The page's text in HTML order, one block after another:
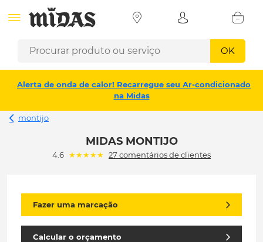
OK
Alerta de onda de calor! Recarregue seu Ar-condicionado
na Midas
montijo
MIDAS MONTIJO
4.6 (*)
★(*)
★(*)
★(*)
★(*)
★ 27 comentários de clientes
Fazer uma marcação
Calcular o orçamento